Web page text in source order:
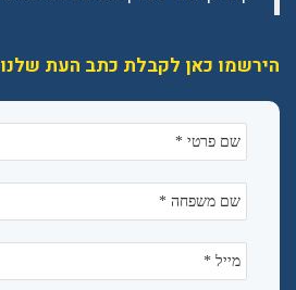
הירשמו כאן לקבלת כתב העת שלנו